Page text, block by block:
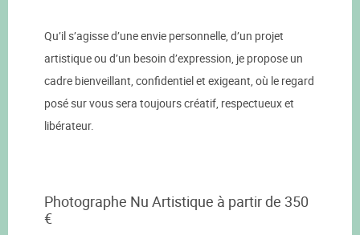
Qu’il s’agisse d’une envie personnelle, d’un projet
artistique ou d’un besoin d’expression, je propose un
cadre bienveillant, confidentiel et exigeant, où le regard
posé sur vous sera toujours créatif, respectueux et
libérateur.
Photographe Nu Artistique à partir de 350
€